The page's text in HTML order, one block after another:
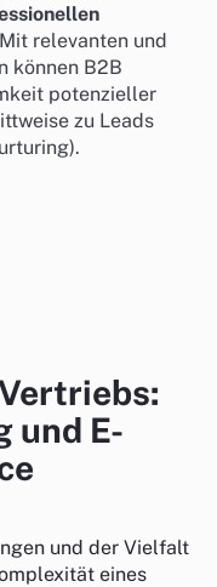
relevanten und
können B2B
potenzieller
zu Leads
).
und E-
und der Vielfalt
eines